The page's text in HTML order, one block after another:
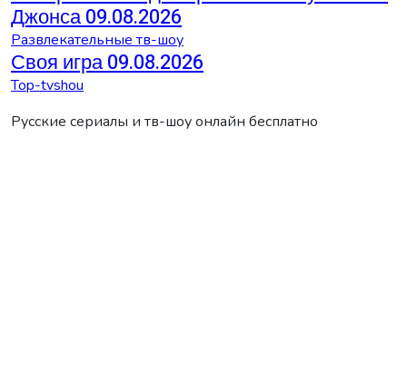
Джонса 09.08.2026
Развлекательные тв-шоу
Своя игра 09.08.2026
Top-tvshou
Русские сериалы и тв-шоу онлайн бесплатно